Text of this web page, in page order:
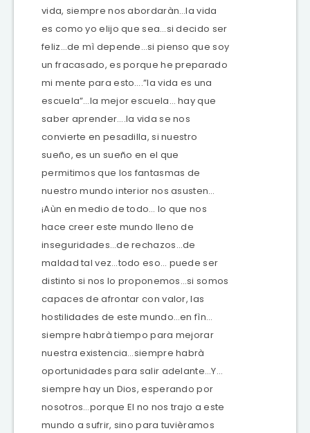
vida, siempre nos abordaràn…la vida
es como yo elijo que sea…si decido ser
feliz…de mì depende…si pienso que soy
un fracasado, es porque he preparado
mi mente para esto….”la vida es una
escuela”…la mejor escuela… hay que
saber aprender….la vida se nos
convierte en pesadilla, si nuestro
sueño, es un sueño en el que
permitimos que los fantasmas de
nuestro mundo interior nos asusten…
¡Aùn en medio de todo… lo que nos
hace creer este mundo lleno de
inseguridades…de rechazos…de
maldad tal vez…todo eso… puede ser
distinto si nos lo proponemos…si somos
capaces de afrontar con valor, las
hostilidades de este mundo…en fìn…
siempre habrà tiempo para mejorar
nuestra existencia…siempre habrà
oportunidades para salir adelante…Y…
siempre hay un Dios, esperando por
nosotros…porque El no nos trajo a este
mundo a sufrir, sino para tuvièramos